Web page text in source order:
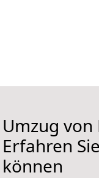
Umzug
Erfahren
können